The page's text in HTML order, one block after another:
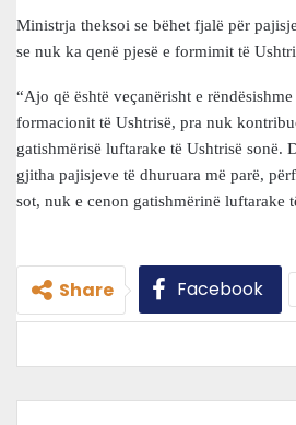
Ministrja theksoi se bëhet fjalë për
se nuk ka qenë pjesë e formimit të
“Ajo që është veçanërisht e
formacionit të Ushtrisë, pra nuk
gatishmërisë luftarake të Ushtrisë sonë.
gjitha pajisjeve të dhuruara më parë,
sot, nuk e cenon gatishmërinë luftarake
Share Facebook